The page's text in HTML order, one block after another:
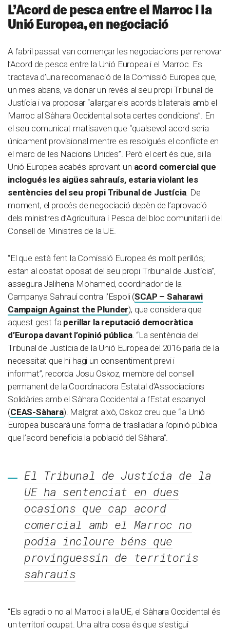
L’Acord de pesca entre el Marroc i la
Unió Europea, en negociació
A l’abril passat van començar les negociacions per renovar
l’Acord de pesca entre la Unió Europea i el Marroc. Es
tractava d’una recomanació de la Comissió Europea que,
un mes abans, va donar un revés al seu propi Tribunal de
Justícia i va proposar “allargar els acords bilaterals amb el
Marroc al Sàhara Occidental sota certes condicions”. En
el seu comunicat matisaven que “qualsevol acord seria
únicament provisional mentre es resolgués el conflicte en
el marc de les Nacions Unides”. Però el cert és que, si la
Unió Europea acabés aprovant un acord comercial que
inclogués les aigües sahrauís, estaria violant les
sentències del seu propi Tribunal de Justícia. De
moment, el procés de negociació depèn de l’aprovació
dels ministres d’Agricultura i Pesca del bloc comunitari i del
Consell de Ministres de la UE.
“El que està fent la Comissió Europea és molt perillós;
estan al costat oposat del seu propi Tribunal de Justícia”,
assegura Jalihena Mohamed, coordinador de la
Campanya Sahrauí contra l’Espoli (SCAP – Saharawi
Campaign Against the Plunder), que considera que
aquest gest fa perillar la reputació democràtica
d’Europa davant l’opinió pública. “La sentència del
Tribunal de Justícia de la Unió Europea del 2016 parla de la
necessitat que hi hagi un consentiment previ i
informat”, recorda Josu Oskoz, membre del consell
permanent de la Coordinadora Estatal d’Associacions
Solidàries amb el Sàhara Occidental a l’Estat espanyol
(CEAS-Sàhara). Malgrat això, Oskoz creu que “la Unió
Europea buscarà una forma de traslladar a l’opinió pública
que l’acord beneficia la població del Sàhara”.
El Tribunal de Justícia de la
UE ha sentenciat en dues
ocasions que cap acord
comercial amb el Marroc no
podia incloure béns que
provinguessin de territoris
sahrauís
“Els agradi o no al Marroc i a la UE, el Sàhara Occidental és
un territori ocupat. Una altra cosa és que s’estigui